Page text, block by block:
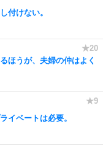
付けない。
ほうが、夫婦の仲はよく
イベートは必要。